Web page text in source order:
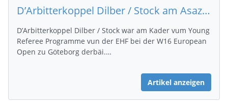
D’Arbitterkoppel Dilber / Stock am Asaz bei de W16 European Open zu Göteborg
D’Arbitterkoppel Dilber / Stock war am Kader vum Young
Referee Programme vun der EHF bei der W16 European
Open zu Göteborg derbäi.…
Artikel anzeigen